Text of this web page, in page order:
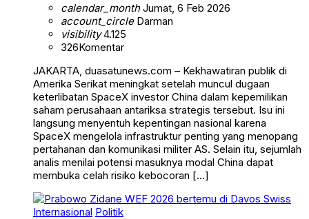
calendar_monthJumat, 6 Feb 2026
account_circleDarman
visibility4.125
326Komentar
JAKARTA, duasatunews.com – Kekhawatiran publik di
Amerika Serikat meningkat setelah muncul dugaan
keterlibatan SpaceX investor China dalam kepemilikan
saham perusahaan antariksa strategis tersebut. Isu ini
langsung menyentuh kepentingan nasional karena
SpaceX mengelola infrastruktur penting yang menopang
pertahanan dan komunikasi militer AS. Selain itu, sejumlah
analis menilai potensi masuknya modal China dapat
membuka celah risiko kebocoran […]
Internasional Politik